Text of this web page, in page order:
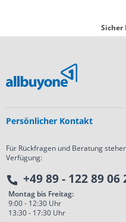
Sicher
Persönlicher Kontakt
Für Rückfragen und Beratung
Verfügung:
+49 89 - 122 89 06
Montag bis Freitag:
9:00 - 12:30 Uhr
13:30 - 17:30 Uhr